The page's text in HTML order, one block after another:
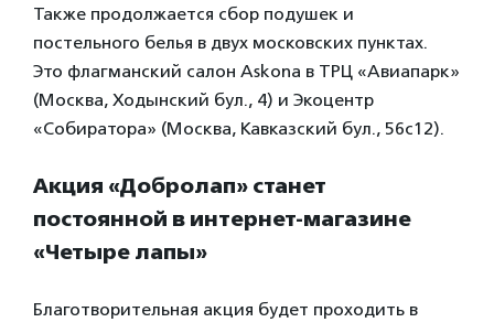
Также продолжается сбор подушек и
постельного белья в двух московских пунктах.
Это флагманский салон Askona в ТРЦ «Авиапарк»
(Москва, Ходынский бул., 4) и Экоцентр
«Собиратора» (Москва, Кавказский бул., 56с12).
Акция «Добролап» станет
постоянной в интернет-магазине
«Четыре лапы»
Благотворительная акция будет проходить в